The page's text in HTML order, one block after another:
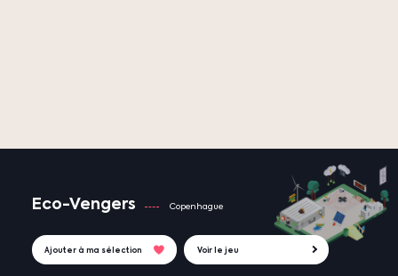
Eco-Vengers Copenhague
Ajouter à ma sélection Voir le jeu